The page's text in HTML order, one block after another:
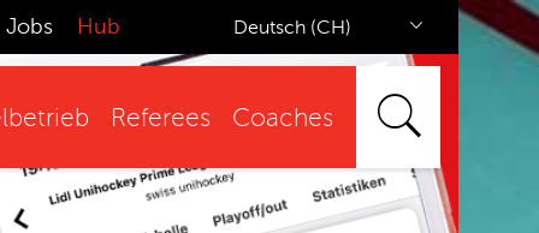
Jobs Hub Deutsch (CH)
Referees Coaches